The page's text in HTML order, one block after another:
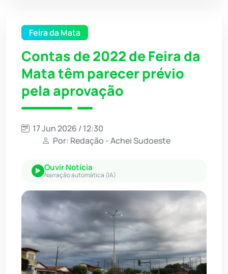
Feira da Mata
Contas de 2022 de Feira da
Mata têm parecer prévio
pela aprovação
17 Jun 2026 / 12:30
Por: Redação - Achei Sudoeste
Ouvir Notícia
Narração automática (IA)